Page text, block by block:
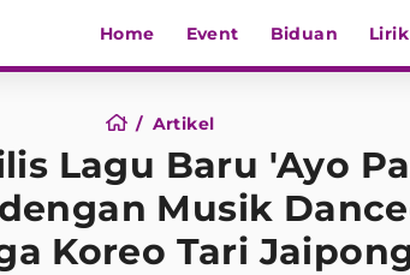
Home Event Biduan Lirik
Artikel
Lagu Baru 'Ayo
Musik
Koreo Tari